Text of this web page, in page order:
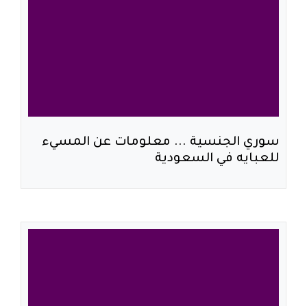
سوري الجنسية ... معلومات عن المسيء
للعبايه في السعودية